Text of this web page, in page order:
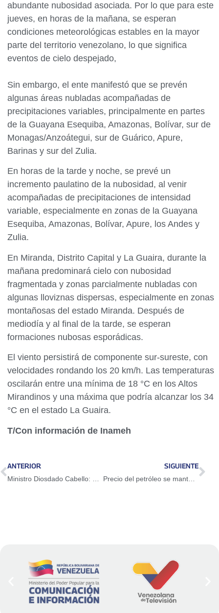
abundante nubosidad asociada. Por lo que para este
jueves, en horas de la mañana, se esperan
condiciones meteorológicas estables en la mayor
parte del territorio venezolano, lo que significa
eventos de cielo despejado,
Sin embargo, el ente manifestó que se prevén
algunas áreas nubladas acompañadas de
precipitaciones variables, principalmente en partes
de la Guayana Esequiba, Amazonas, Bolívar, sur de
Monagas/Anzoátegui, sur de Guárico, Apure,
Barinas y sur del Zulia.
En horas de la tarde y noche, se prevé un
incremento paulatino de la nubosidad, al venir
acompañadas de precipitaciones de intensidad
variable, especialmente en zonas de la Guayana
Esequiba, Amazonas, Bolívar, Apure, los Andes y
Zulia.
En Miranda, Distrito Capital y La Guaira, durante la
mañana predominará cielo con nubosidad
fragmentada y zonas parcialmente nubladas con
algunas lloviznas dispersas, especialmente en zonas
montañosas del estado Miranda. Después de
mediodía y al final de la tarde, se esperan
formaciones nubosas esporádicas.
El viento persistirá de componente sur-sureste, con
velocidades rondando los 20 km/h. Las temperaturas
oscilarán entre una mínima de 18 °C en los Altos
Mirandinos y una máxima que podría alcanzar los 34
°C en el estado La Guaira.
T/Con información de Inameh
ANTERIOR SIGUIENTE
Precio del petróleo se mantendrá sobre los 80 dólares